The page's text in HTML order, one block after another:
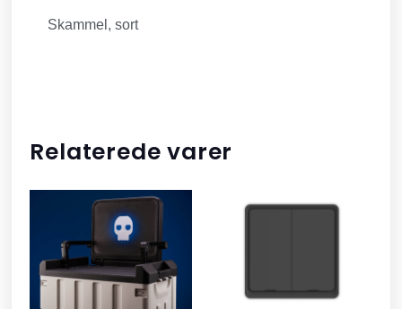
Skammel, sort
Relaterede varer